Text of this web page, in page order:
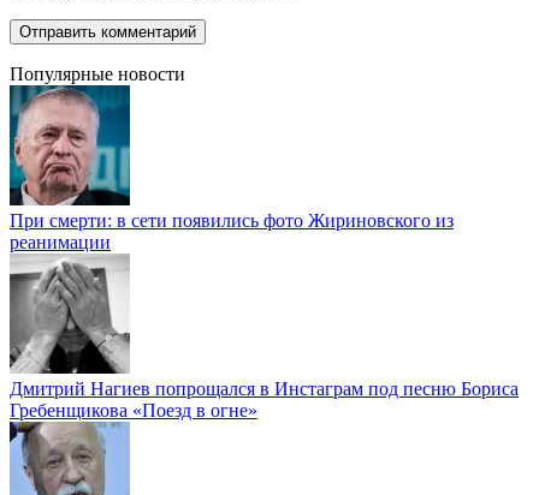
Популярные новости
При смерти: в сети появились фото Жириновского из
реанимации
Дмитрий Нагиев попрощался в Инстаграм под песню Бориса
Гребенщикова «Поезд в огне»